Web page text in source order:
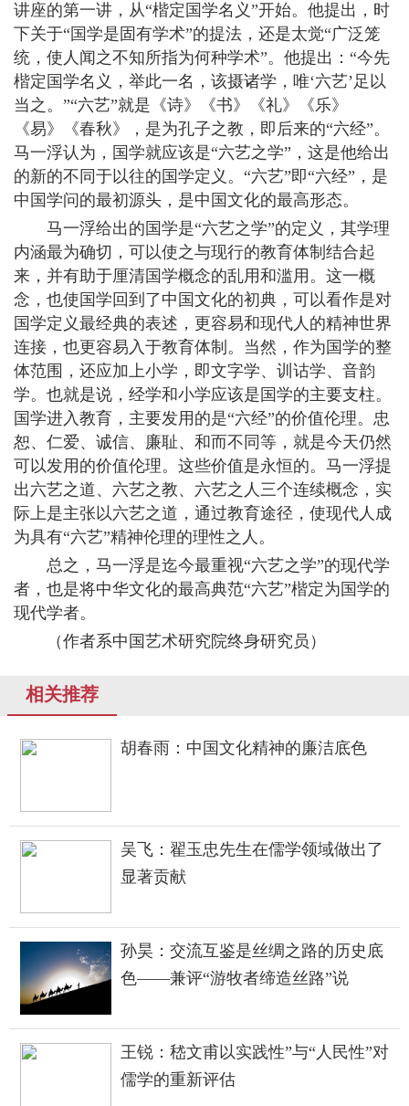
讲座的第一讲，从“楷定国学名义”开始。他提出，时
下关于“国学是固有学术”的提法，还是太觉“广泛笼
统，使人闻之不知所指为何种学术”。他提出：“今先
楷定国学名义，举此一名，该摄诸学，唯‘六艺’足以
当之。”“六艺”就是《诗》《书》《礼》《乐》
《易》《春秋》，是为孔子之教，即后来的“六经”。
马一浮认为，国学就应该是“六艺之学”，这是他给出
的新的不同于以往的国学定义。“六艺”即“六经”，是
中国学问的最初源头，是中国文化的最高形态。
马一浮给出的国学是“六艺之学”的定义，其学理
内涵最为确切，可以使之与现行的教育体制结合起
来，并有助于厘清国学概念的乱用和滥用。这一概
念，也使国学回到了中国文化的初典，可以看作是对
国学定义最经典的表述，更容易和现代人的精神世界
连接，也更容易入于教育体制。当然，作为国学的整
体范围，还应加上小学，即文字学、训诂学、音韵
学。也就是说，经学和小学应该是国学的主要支柱。
国学进入教育，主要发用的是“六经”的价值伦理。忠
恕、仁爱、诚信、廉耻、和而不同等，就是今天仍然
可以发用的价值伦理。这些价值是永恒的。马一浮提
出六艺之道、六艺之教、六艺之人三个连续概念，实
际上是主张以六艺之道，通过教育途径，使现代人成
为具有“六艺”精神伦理的理性之人。
总之，马一浮是迄今最重视“六艺之学”的现代学
者，也是将中华文化的最高典范“六艺”楷定为国学的
现代学者。
（作者系中国艺术研究院终身研究员）
相关推荐
胡春雨：中国文化精神的廉洁底色
吴飞：翟玉忠先生在儒学领域做出了
显著贡献
孙昊：交流互鉴是丝绸之路的历史底
色——兼评“游牧者缔造丝路”说
王锐：嵇文甫以实践性”与“人民性”对
儒学的重新评估